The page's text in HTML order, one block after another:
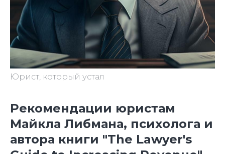
Юрист, который устал
Рекомендации юристам
Майкла Либмана, психолога и
автора книги "The Lawyer's